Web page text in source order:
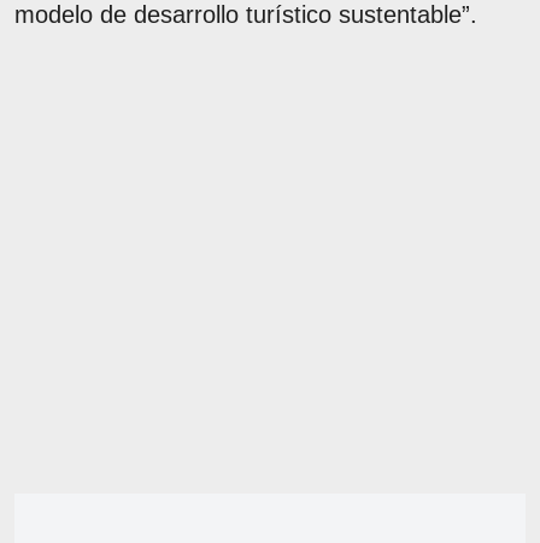
modelo de desarrollo turístico sustentable”.